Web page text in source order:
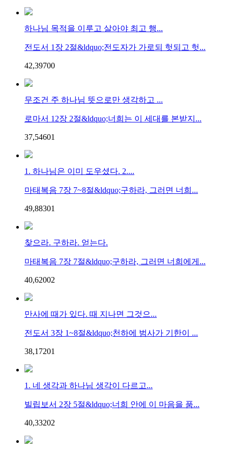
하나님 목적을 이루고 살아야 최고 행...
전도서 1장 2절&ldquo;전도자가 가로되 헛되고 헛...
42,39700
무조건 주 하나님 뜻으로만 생각하고 ...
로마서 12장 2절&ldquo;너희는 이 세대를 본받지...
37,54601
1. 하나님은 이미 도우셨다. 2....
마태복음 7장 7~8절&ldquo;구하라, 그러면 너희...
49,88301
찾으라. 구하라. 얻는다.
마태복음 7장 7절&ldquo;구하라, 그러면 너희에게...
40,62002
만사에 때가 있다. 때 지나면 그것으...
전도서 3장 1~8절&ldquo;천하에 범사가 기한이 ...
38,17201
1. 네 생각과 하나님 생각이 다르고...
빌립보서 2장 5절&ldquo;너희 안에 이 마음을 품...
40,33202